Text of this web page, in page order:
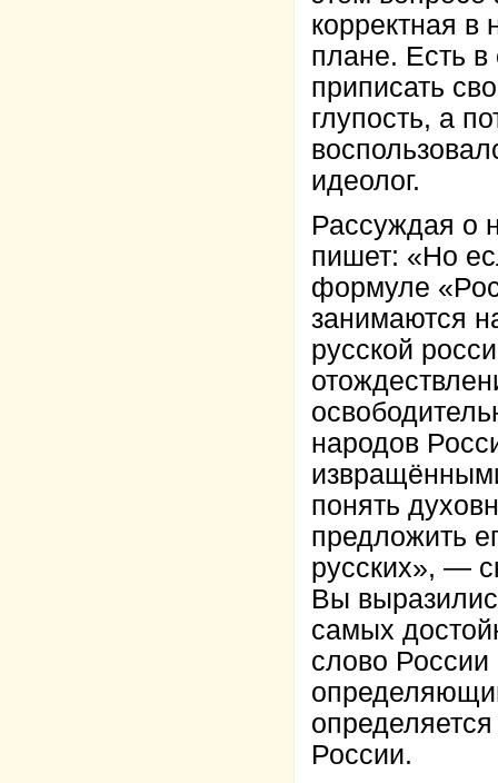
корректная в
плане. Есть в
приписать
глупость, а
идеолог.
Рассуждая о
пишет: «Но
формуле
занимаются
русской
народов
понять
предложить
русских», —
Вы
самых
слово
России.